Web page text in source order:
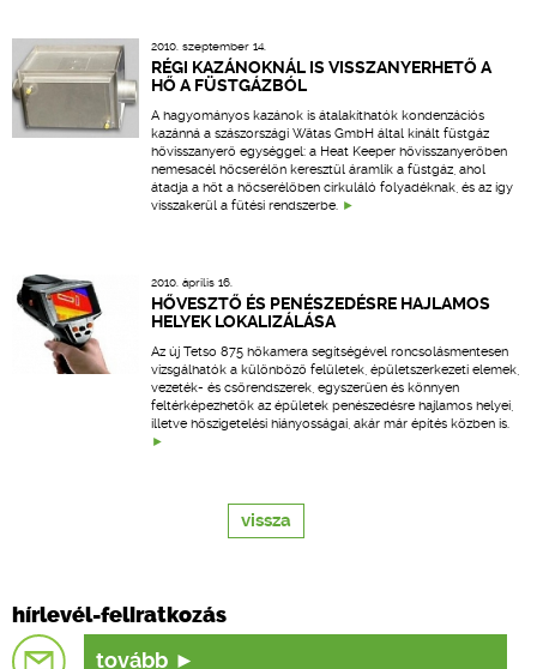
2010. szeptember 14.
RÉGI KAZÁNOKNÁL IS VISSZANYERHETŐ A
HŐ A FÜSTGÁZBÓL
A hagyományos kazánok is átalakíthatók kondenzációs
kazánná a szászországi Wätas GmbH által kínált füstgáz
hővisszanyerő egységgel: a Heat Keeper hővisszanyerőben
nemesacél hőcserélőn keresztül áramlik a füstgáz, ahol
átadja a hőt a hőcserélőben cirkuláló folyadéknak, és az így
visszakerül a fűtési rendszerbe.
2010. április 16.
HŐVESZTŐ ÉS PENÉSZEDÉSRE HAJLAMOS
HELYEK LOKALIZÁLÁSA
Az új Tetso 875 hőkamera segítségével roncsolásmentesen
vizsgálhatók a különböző felületek, épületszerkezeti elemek,
vezeték- és csőrendszerek, egyszerűen és könnyen
feltérképezhetők az épületek penészedésre hajlamos helyei,
illetve hőszigetelési hiányosságai, akár már építés közben is.
vissza
hírlevél-feliratkozás
tovább